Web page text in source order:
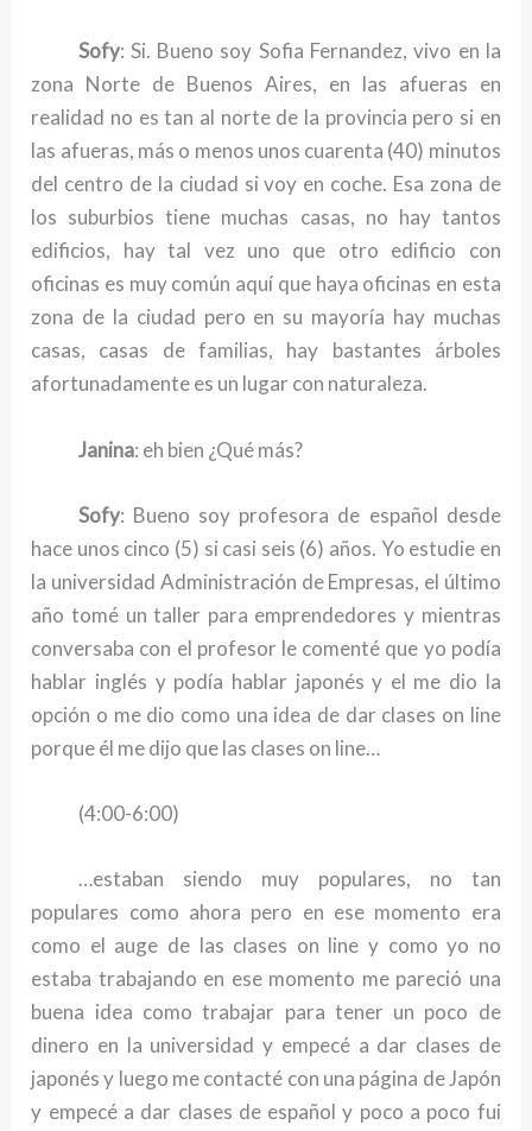
Sofy: Si. Bueno soy Sofia Fernandez, vivo en la
zona Norte de Buenos Aires, en las afueras en
realidad no es tan al norte de la provincia pero si en
las afueras, más o menos unos cuarenta (40) minutos
del centro de la ciudad si voy en coche. Esa zona de
los suburbios tiene muchas casas, no hay tantos
edificios, hay tal vez uno que otro edificio con
oficinas es muy común aquí que haya oficinas en esta
zona de la ciudad pero en su mayoría hay muchas
casas, casas de familias, hay bastantes árboles
afortunadamente es un lugar con naturaleza.
Janina: eh bien ¿Qué más?
Sofy: Bueno soy profesora de español desde
hace unos cinco (5) si casi seis (6) años. Yo estudie en
la universidad Administración de Empresas, el último
año tomé un taller para emprendedores y mientras
conversaba con el profesor le comenté que yo podía
hablar inglés y podía hablar japonés y el me dio la
opción o me dio como una idea de dar clases on line
porque él me dijo que las clases on line…
(4:00-6:00)
…estaban siendo muy populares, no tan
populares como ahora pero en ese momento era
como el auge de las clases on line y como yo no
estaba trabajando en ese momento me pareció una
buena idea como trabajar para tener un poco de
dinero en la universidad y empecé a dar clases de
japonés y luego me contacté con una página de Japón
y empecé a dar clases de español y poco a poco fui